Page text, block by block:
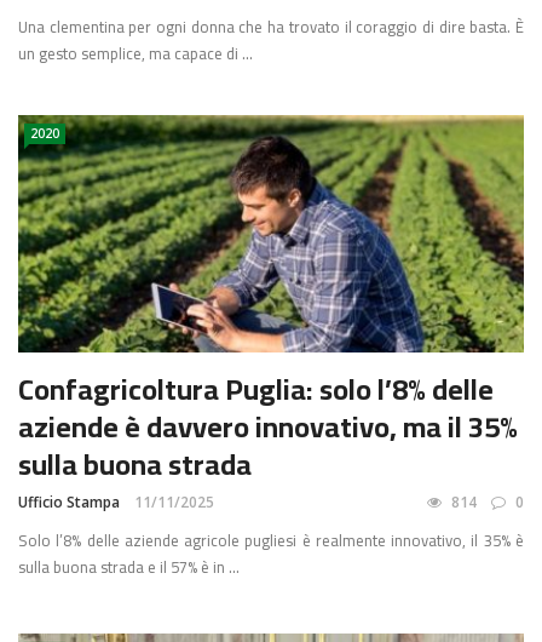
Una clementina per ogni donna che ha trovato il coraggio di dire basta. È
un gesto semplice, ma capace di ...
2020
Confagricoltura Puglia: solo l’8% delle
aziende è davvero innovativo, ma il 35%
sulla buona strada
Ufficio Stampa 11/11/2025 814 0
Solo l’8% delle aziende agricole pugliesi è realmente innovativo, il 35% è
sulla buona strada e il 57% è in ...